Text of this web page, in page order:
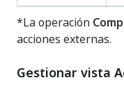
*La operación
acciones externas.
Gestionar vista